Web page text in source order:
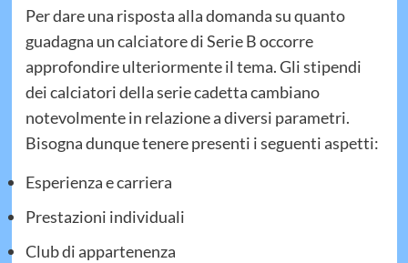
Per dare una risposta alla domanda su quanto
guadagna un calciatore di Serie B occorre
approfondire ulteriormente il tema. Gli stipendi
dei calciatori della serie cadetta cambiano
notevolmente in relazione a diversi parametri.
Bisogna dunque tenere presenti i seguenti aspetti:
Esperienza e carriera
Prestazioni individuali
Club di appartenenza